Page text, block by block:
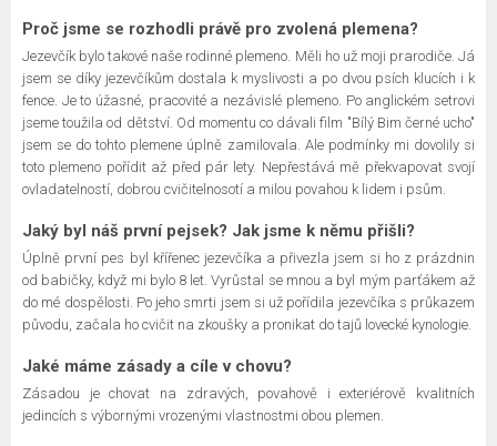
Proč jsme se rozhodli právě pro zvolená plemena?
Jezevčík bylo takové naše rodinné plemeno. Měli ho už moji prarodiče. Já
jsem se díky jezevčíkům dostala k myslivosti a po dvou psích klucích i k
fence. Je to úžasné, pracovité a nezávislé plemeno. Po anglickém setrovi
jseme toužila od dětství. Od momentu co dávali film "Bílý Bim černé ucho"
jsem se do tohto plemene úplně zamilovala. Ale podmínky mi dovolily si
toto plemeno pořídit až před pár lety. Nepřestává mě překvapovat svojí
ovladatelností, dobrou cvičitelnosotí a milou povahou k lidem i psům.
Jaký byl náš první pejsek? Jak jsme k němu přišli?
Úplně první pes byl křířenec jezevčíka a přivezla jsem si ho z prázdnin
od babičky, když mi bylo 8 let. Vyrůstal se mnou a byl mým parťákem až
do mé dospělosti. Po jeho smrti jsem si už pořídila jezevčíka s průkazem
původu, začala ho cvičit na zkoušky a pronikat do tajů lovecké kynologie.
Jaké máme zásady a cíle v chovu?
Zásadou je chovat na zdravých, povahově i exteriérově kvalitních
jedincích s výbornými vrozenými vlastnostmi obou plemen.